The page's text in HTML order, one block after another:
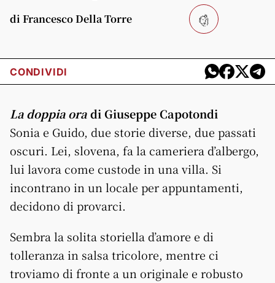
di Francesco Della Torre
CONDIVIDI
La doppia oradi Giuseppe Capotondi
Sonia e Guido, due storie diverse, due passati
oscuri. Lei, slovena, fa la cameriera d’albergo,
lui lavora come custode in una villa. Si
incontrano in un locale per appuntamenti,
decidono di provarci.
Sembra la solita storiella d’amore e di
tolleranza in salsa tricolore, mentre ci
troviamo di fronte a un originale e robusto